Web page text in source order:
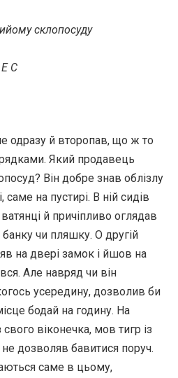
склопосуду
С
одразу й второпав, що ж то
Який продавець
Він добре знав облізлу
саме на пустирі. В ній сидів
й причіпливо оглядав
чи пляшку. О другій
на двері замок і йшов на
Але навряд чи він
усередину, дозволив би
бодай на годину. На
віконечка, мов тигр із
не дозволяв бавитися поруч.
саме в цьому,